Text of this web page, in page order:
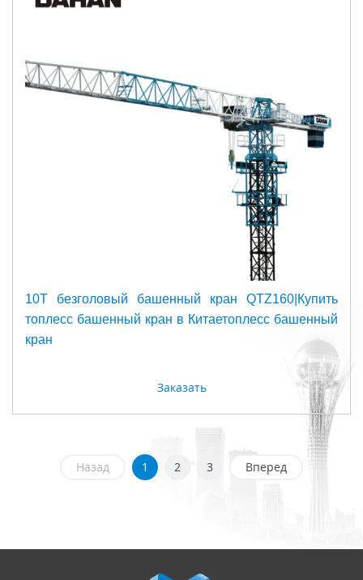
10Т безголовый башенный кран QTZ160|Купить
топлесс башенный кран в Китаетоплесс башенный
кран
Заказать
Назад 1 2 3 Вперед